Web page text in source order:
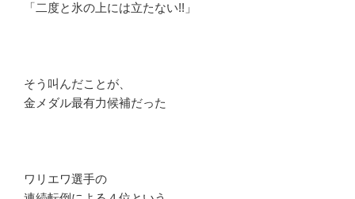
「二度と氷の上には立たない!!」
そう叫んだことが、
金メダル最有力候補だった
ワリエワ選手の